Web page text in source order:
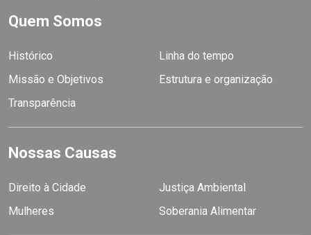
Quem Somos
Histórico
Linha do tempo
Missão e Objetivos
Estrutura e organização
Transparência
Nossas Causas
Direito à Cidade
Justiça Ambiental
Mulheres
Soberania Alimentar